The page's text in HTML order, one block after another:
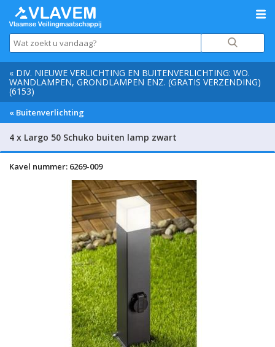
« DIV. NIEUWE VERLICHTING EN BUITENVERLICHTING: WO.
WANDLAMPEN, GRONDLAMPEN ENZ. (GRATIS VERZENDING)
(6153)
« Buitenverlichting
4 x Largo 50 Schuko buiten lamp zwart
Kavel nummer: 6269-009